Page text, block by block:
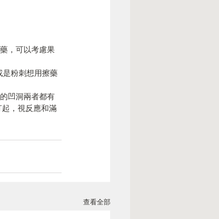
，可以考慮果
是粉刺想用擦藥
凹洞兩者都有
，視反應和滿
查看全部